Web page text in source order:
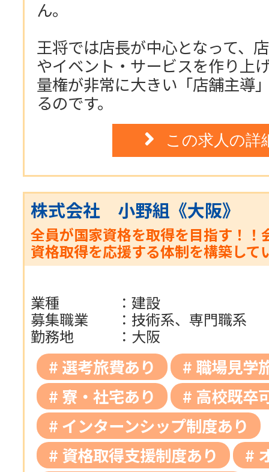
ん。
王将では店長が中心となって、
やイベント・サービスを作り上
量権が非常に大きい「店舗主導
るのです。
この求人の詳
株式会社 小野組《大阪》
全員が国家資格を取得を目指す！！
資格取得を応援する体制を構築して
業種 ：建設
募集職業
： 技術系、専門職系
勤務地
： 大阪
選考旅費あり
職場見学
寮・社宅あり
高校既卒
インターンシップ制度あり
資格取得支援制度あり